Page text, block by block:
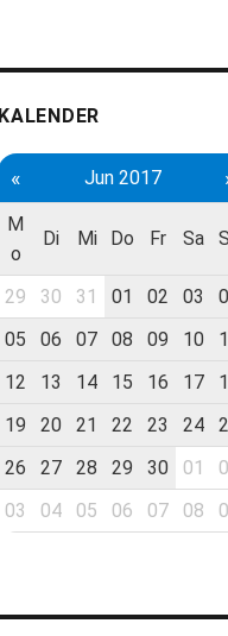
KALENDER
« Jun 2017
M
o
Di Mi Do Fr Sa
29 30 31 01 02 03
05
06 07 08 09 10
12
13 14 15 16 17
19
20 21 22 23 24
26
27 28 29 30 01
03
04 05 06 07 08